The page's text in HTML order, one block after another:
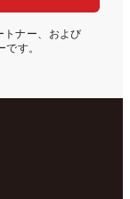
トナー、および
す。